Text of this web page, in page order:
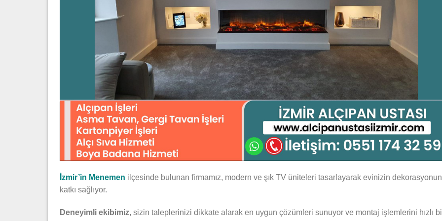
İzmir’in Menemen ilçesinde bulunan firmamız, modern ve şık TV üniteleri tasarlayarak evinizin
katkı sağlıyor.
Deneyimli ekibimiz, sizin taleplerinizi dikkate alarak en uygun çözümleri sunuyor ve montaj işlemlerini hızlı